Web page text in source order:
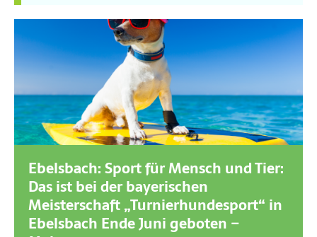
Ebelsbach: Sport für Mensch und Tier:
Das ist bei der bayerischen
Meisterschaft „Turnierhundesport“ in
Ebelsbach Ende Juni geboten –